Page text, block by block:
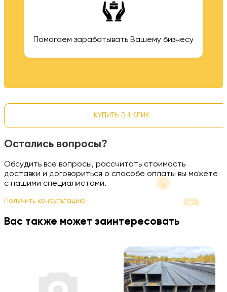
Помогаем зарабатывать Вашему бизнесу
КУПИТЬ В 1 КЛИК
Остались вопросы?
Обсудить все вопросы, рассчитать стоимость
доставки и договориться о способе оплаты вы можете
с нашими специалистами.
Получить консультацию
Вас также может заинтересовать